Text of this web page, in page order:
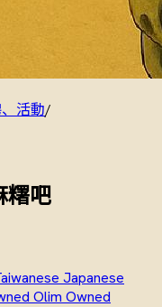
活動/
糬吧
Japanese
Olim Owned